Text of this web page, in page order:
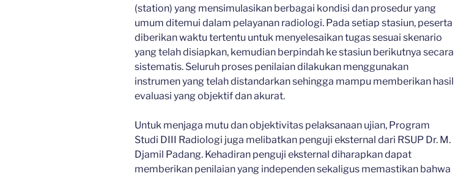
(station) yang mensimulasikan berbagai kondisi dan prosedur yang
umum ditemui dalam pelayanan radiologi. Pada setiap stasiun, peserta
diberikan waktu tertentu untuk menyelesaikan tugas sesuai skenario
yang telah disiapkan, kemudian berpindah ke stasiun berikutnya secara
sistematis. Seluruh proses penilaian dilakukan menggunakan
instrumen yang telah distandarkan sehingga mampu memberikan hasil
evaluasi yang objektif dan akurat.
Untuk menjaga mutu dan objektivitas pelaksanaan ujian, Program
Studi DIII Radiologi juga melibatkan penguji eksternal dari RSUP Dr. M.
Djamil Padang. Kehadiran penguji eksternal diharapkan dapat
memberikan penilaian yang independen sekaligus memastikan bahwa